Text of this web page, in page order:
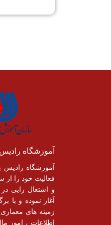
آموزشگاه رادیس
آموزشگاه
و اشتغال زایی
آغاز نموده و با
زمینه های
اطلاعات ، امور